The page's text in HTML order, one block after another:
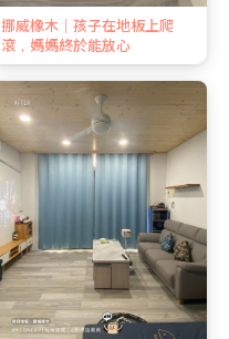
挪威橡木｜孩子在地板上爬
滾，媽媽終於能放心